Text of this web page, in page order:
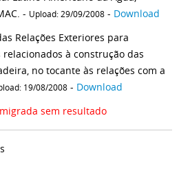
- Upload: 29/09/2008 - Download
Relações Exteriores para
à construção das
no tocante às relações com a
19/08/2008 - Download
sem resultado